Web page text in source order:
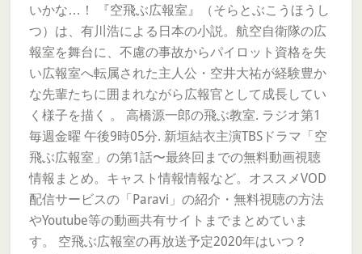
いかな…！ 『空飛ぶ広報室』（そらとぶこうほうし
つ）は、有川浩による日本の小説。航空自衛隊の広
報室を舞台に、不慮の事故からパイロット資格を失
い広報室へ転属された主人公・空井大祐が経験豊か
な先輩たちに囲まれながら広報官として成長してい
く様子を描く 。 高橋源一郎の飛ぶ教室. ラジオ第1
毎週金曜 午後9時05分. 新垣結衣主演TBSドラマ「空
飛ぶ広報室」の第1話〜最終回までの無料動画視聴
情報まとめ。キャスト情報情報など。オススメVOD
配信サービスの「Paravi」の紹介・無料視聴の方法
やYoutube等の動画共有サイトまでまとめていま
す。 空飛ぶ広報室の再放送予定2020年はいつ？